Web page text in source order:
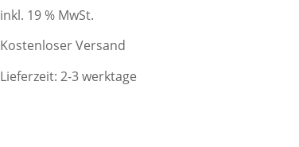
war:
990,00 €
ist:
640,00 €.
inkl. 19 % MwSt.
Kostenloser Versand
Lieferzeit:2-3 werktage